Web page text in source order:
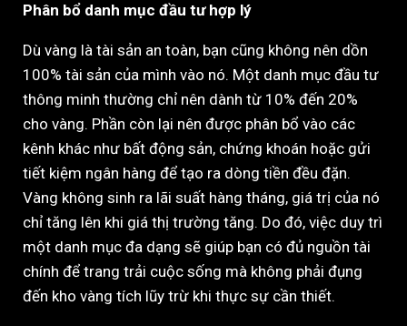
Phân bổ danh mục đầu tư hợp lý
Dù vàng là tài sản an toàn, bạn cũng không nên dồn
100% tài sản của mình vào nó. Một danh mục đầu tư
thông minh thường chỉ nên dành từ 10% đến 20%
cho vàng. Phần còn lại nên được phân bổ vào các
kênh khác như bất động sản, chứng khoán hoặc gửi
tiết kiệm ngân hàng để tạo ra dòng tiền đều đặn.
Vàng không sinh ra lãi suất hàng tháng, giá trị của nó
chỉ tăng lên khi giá thị trường tăng. Do đó, việc duy trì
một danh mục đa dạng sẽ giúp bạn có đủ nguồn tài
chính để trang trải cuộc sống mà không phải đụng
đến kho vàng tích lũy trừ khi thực sự cần thiết.